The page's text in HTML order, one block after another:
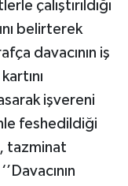
çalıştırıldığı
belirterek
davacının iş
işvereni
feshedildiği
tazminat